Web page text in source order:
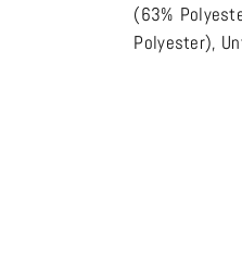
(63%
Polyester),